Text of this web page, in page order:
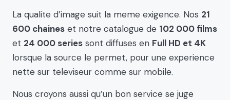
La qualite d’image suit la meme exigence. Nos 21
600 chaines et notre catalogue de 102 000 films
et 24 000 series sont diffuses en Full HD et 4K
lorsque la source le permet, pour une experience
nette sur televiseur comme sur mobile.
Nous croyons aussi qu’un bon service se juge